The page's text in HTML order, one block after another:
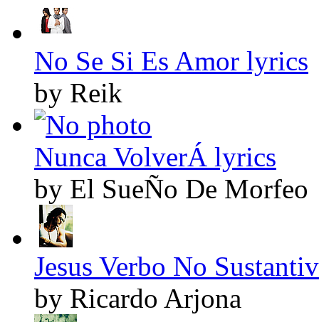
No Se Si Es Amor lyrics
by Reik
Nunca VolverÁ lyrics
by El SueÑo De Morfeo
Jesus Verbo No
by Ricardo Arjona